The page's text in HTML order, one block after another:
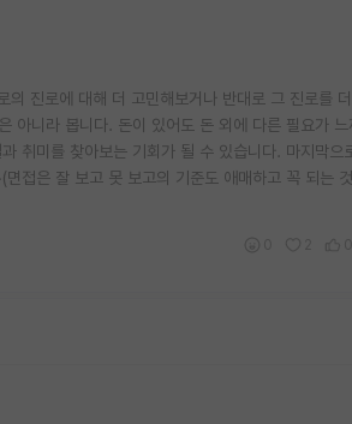
진로에 대해 더 고민해보거나 반대로 그 진로를
아니라 봅니다. 돈이 있어도 돈 외에 다른 필요가
취미를 찾아보는 기회가 될 수 있습니다. 마지막으
접은 잘 보고 못 보고의 기준도 애매하고 꼭 되는